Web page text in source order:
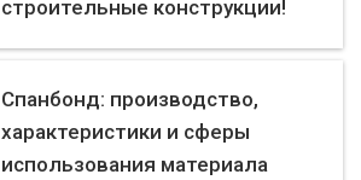
строительные конструкции!
Спанбонд: производство,
характеристики и сферы
использования материала